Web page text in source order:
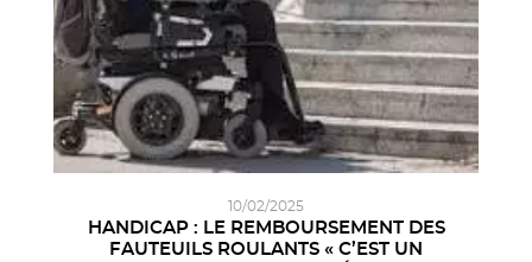
10/02/2025
HANDICAP : LE REMBOURSEMENT DES
FAUTEUILS ROULANTS « C’EST UN